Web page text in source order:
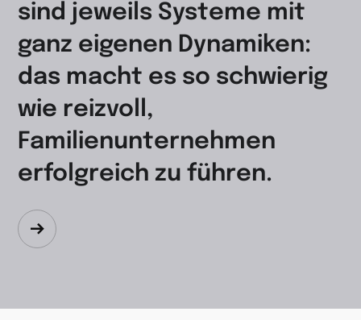
sind jeweils Systeme mit
ganz eigenen Dynamiken:
das macht es so schwierig
wie reizvoll,
Familienunternehmen
erfolgreich zu führen.
Zum